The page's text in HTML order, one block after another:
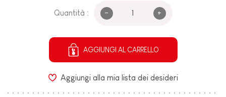
Quantità : - +
AGGIUNGI AL CARRELLO
Aggiungi alla mia lista dei desideri